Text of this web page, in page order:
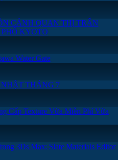
CẢNH QUAN THỊ TRẤN
KYOTO
Water Gate
THÁNG 7
Cấp Texture Vừa Miễn Phí Vừa
3Ds Max: Slate Materials Editor